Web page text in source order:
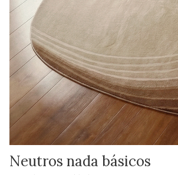
Neutros nada básicos